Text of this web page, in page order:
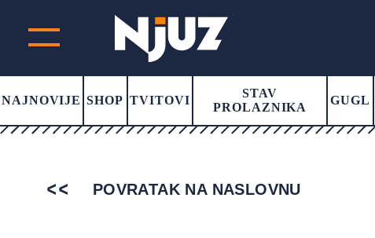
NAJNOVIJE SHOP TVITOVI
STAV
PROLAZNIKA
GUGL
POVRATAK NA NASLOVNU